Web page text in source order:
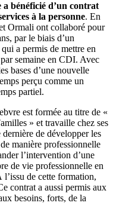
bénéficié d’un contrat
à la personne. En
Ormali ont collaboré pour
par le biais d’un
qui a permis de mettre en
semaine en CDI. Avec
bases d’une nouvelle
perçu comme un
partiel.
est formée au titre de «
» et travaille chez ses
de développer les
manière professionnelle
l’intervention d’une
de vie professionnelle en
de cette formation,
contrat a aussi permis aux
besoins, forts, de la